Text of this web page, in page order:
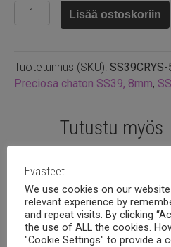
Preciosa
chaton
4kpl
määrä
Lisää ostoskoriin
Tuotetunnus (SKU):
Preciosa chaton SS39, 8mm,
Tutustu myös
Evästeet
We use cookies on our
relevant experience by
and repeat visits. By clicking
the use of ALL the cookies.
"Cookie Settings" to provide a